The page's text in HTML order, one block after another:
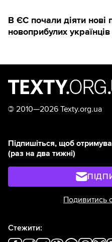
В ЄС почали діяти нові
новоприбулих
© 2010—2026 Texty.org.ua
Підпишіться, щоб
(раз на два тижні)
Подивитись
Стежити: